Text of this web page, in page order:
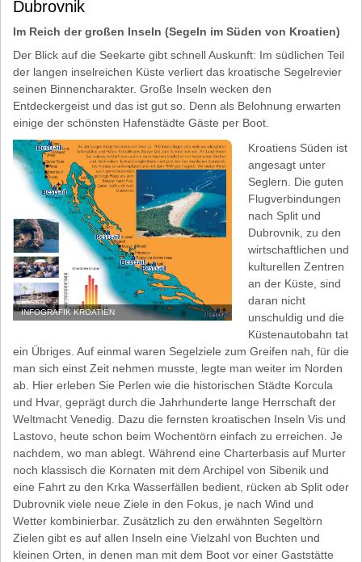
Dubrovnik
Im Reich der großen Inseln (Segeln im Süden von Kroatien)
Der Blick auf die Seekarte gibt schnell Auskunft: Im südlichen Teil
der langen inselreichen Küste verliert das kroatische Segelrevier
seinen Binnencharakter. Große Inseln wecken den
Entdeckergeist und das ist gut so. Denn als Belohnung erwarten
einige der schönsten Hafenstädte Gäste per Boot.
INFOGRAFIK KROATIEN
Kroatiens Süden ist
angesagt unter
Seglern. Die guten
Flugverbindungen
nach Split und
Dubrovnik, zu den
wirtschaftlichen und
kulturellen Zentren
an der Küste, sind
daran nicht
unschuldig und die
Küstenautobahn tat
ein Übriges. Auf einmal waren Segelziele zum Greifen nah, für die
man sich einst Zeit nehmen musste, legte man weiter im Norden
ab. Hier erleben Sie Perlen wie die historischen Städte Korcula
und Hvar, geprägt durch die Jahrhunderte lange Herrschaft der
Weltmacht Venedig. Dazu die fernsten kroatischen Inseln Vis und
Lastovo, heute schon beim Wochentörn einfach zu erreichen. Je
nachdem, wo man ablegt. Während eine Charterbasis auf Murter
noch klassisch die Kornaten mit dem Archipel von Sibenik und
eine Fahrt zu den Krka Wasserfällen bedient, rücken ab Split oder
Dubrovnik viele neue Ziele in den Fokus, je nach Wind und
Wetter kombinierbar. Zusätzlich zu den erwähnten Segeltörn
Zielen gibt es auf allen Inseln eine Vielzahl von Buchten und
kleinen Orten, in denen man mit dem Boot vor einer Gaststätte